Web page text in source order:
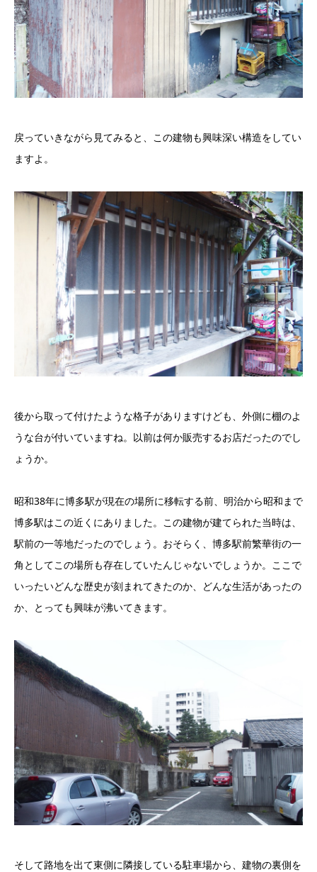
戻っていきながら見てみると、この建物も興味深い構造をしてい
ますよ。
後から取って付けたような格子がありますけども、外側に棚のよ
うな台が付いていますね。以前は何か販売するお店だったのでし
ょうか。
昭和38年に博多駅が現在の場所に移転する前、明治から昭和まで
博多駅はこの近くにありました。この建物が建てられた当時は、
駅前の一等地だったのでしょう。おそらく、博多駅前繁華街の一
角としてこの場所も存在していたんじゃないでしょうか。ここで
いったいどんな歴史が刻まれてきたのか、どんな生活があったの
か、とっても興味が沸いてきます。
そして路地を出て東側に隣接している駐車場から、建物の裏側を